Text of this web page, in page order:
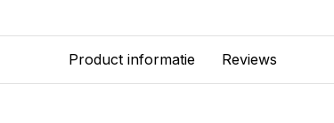
Product informatie Reviews